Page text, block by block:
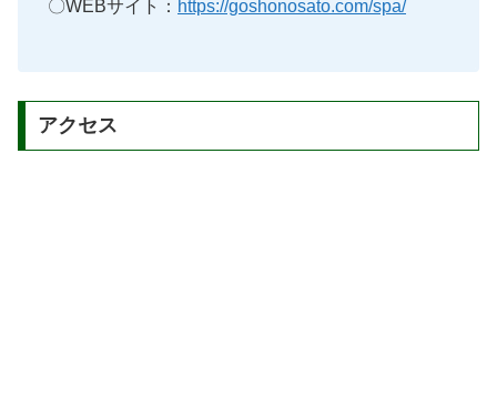
〇WEBサイト： https://goshonosato.com/spa/
アクセス